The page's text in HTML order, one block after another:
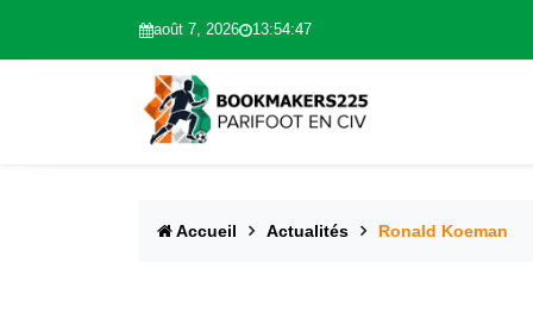
août 7, 2026 13:54:47
Accueil Actualités Ronald Koeman